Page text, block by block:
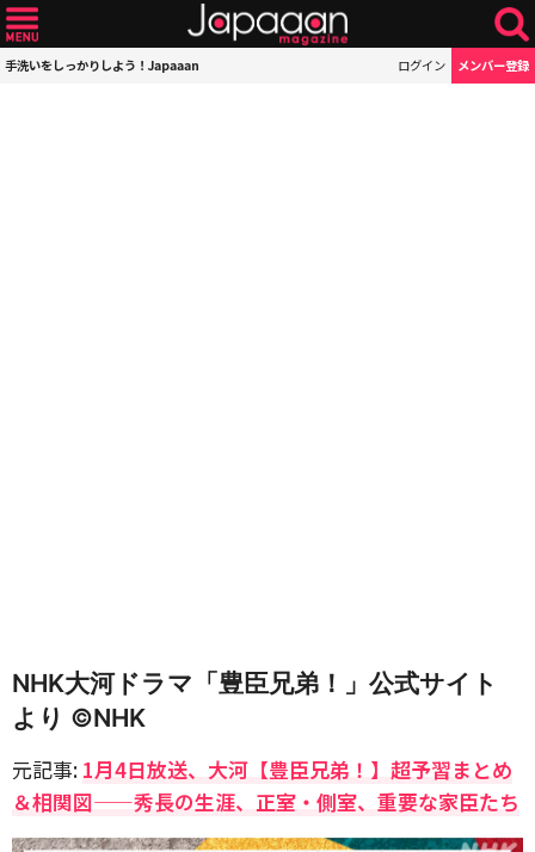
手洗いをしっかりしよう！Japaaan ログイン メンバー登録
NHK大河ドラマ「豊臣兄弟！」公式サイト
より ©NHK
元記事: 1月4日放送、大河【豊臣兄弟！】超予習まとめ
＆相関図——秀長の生涯、正室・側室、重要な家臣たち